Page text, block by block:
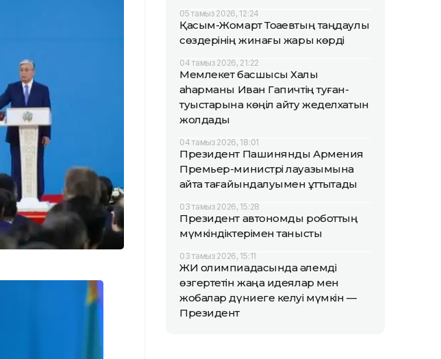
05 тамыз 2026, 12:24
Қасым-Жомарт Тоқаевтың таңдаулы
сөздерінің жинағы жарық көрді
04 тамыз 2026, 21:22
Мемлекет басшысы Халық
қаһарманы Иван Гапичтің туған-
туыстарына көңіл айту жеделхатын
жолдады
04 тамыз 2026, 18:01
Президент Пашинянды Армения
Премьер-министрі лауазымына
қайта тағайындалуымен құттықтады
03 тамыз 2026, 15:28
Президент автономды роботтың
мүмкіндіктерімен танысты
03 тамыз 2026, 15:11
ЖИ олимпиадасында әлемді
өзгертетін жаңа идеялар мен
жобалар дүниеге келуі мүмкін —
Президент